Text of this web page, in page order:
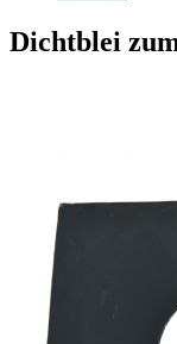
Dichtblei